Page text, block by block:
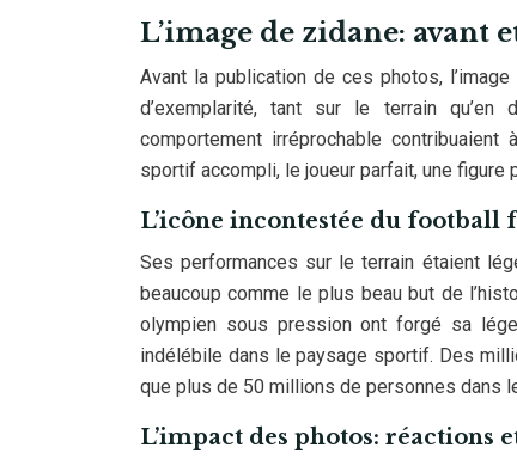
L’image de zidane: avant
Avant la publication de ces photos,
d’exemplarité, tant sur le terrain qu’en
comportement irréprochable
sportif accompli, le joueur parfait, une figure
L’icône incontestée du football
Ses performances sur le terrain étaient
beaucoup comme le plus beau but de
olympien sous pression ont forgé sa
indélébile dans le paysage sportif. Des
que plus de 50 millions de personnes dans
L’impact des photos: réactions